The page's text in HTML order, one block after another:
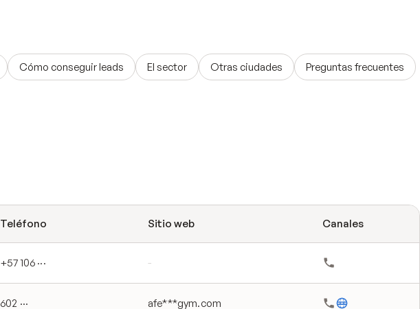
Cómo conseguir leads El sector Otras ciudades Preguntas frecuentes
Teléfono Sitio web Canales
+57 106 ··· -
602 ··· afe***gym.com